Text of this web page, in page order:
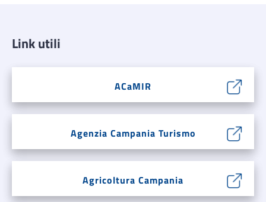
Link utili
ACaMIR
Agenzia Campania Turismo
Agricoltura Campania